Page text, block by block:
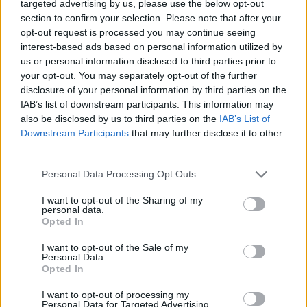
targeted advertising by us, please use the below opt-out
section to confirm your selection. Please note that after your
opt-out request is processed you may continue seeing
interest-based ads based on personal information utilized by
us or personal information disclosed to third parties prior to
your opt-out. You may separately opt-out of the further
disclosure of your personal information by third parties on the
IAB’s list of downstream participants. This information may
also be disclosed by us to third parties on the IAB’s List of
Downstream Participants that may further disclose it to other
Personal Data Processing Opt Outs
I want to opt-out of the Sharing of my
personal data.
Opted In
I want to opt-out of the Sale of my
Personal Data.
Opted In
I want to opt-out of processing my
Personal Data for Targeted Advertising.
Nga gëzimi i dasmës te
dhimbja e madhe, Arianit
Hyri me Jet Ski në
hapësirën e pushuesve në
“Po ngrihet një ministri
paralele e Shëndetësisë”/
Këlliçi: Projektligji i
Itali shpërthen në lot në
protestë: Pacientët